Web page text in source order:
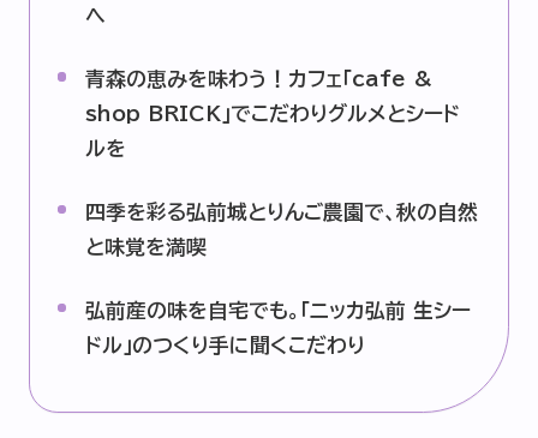
へ
青森の恵みを味わう！カフェ「cafe &
shop BRICK」でこだわりグルメとシード
ルを
四季を彩る弘前城とりんご農園で、秋の自然
と味覚を満喫
弘前産の味を自宅でも。「ニッカ弘前 生シー
ドル」のつくり手に聞くこだわり